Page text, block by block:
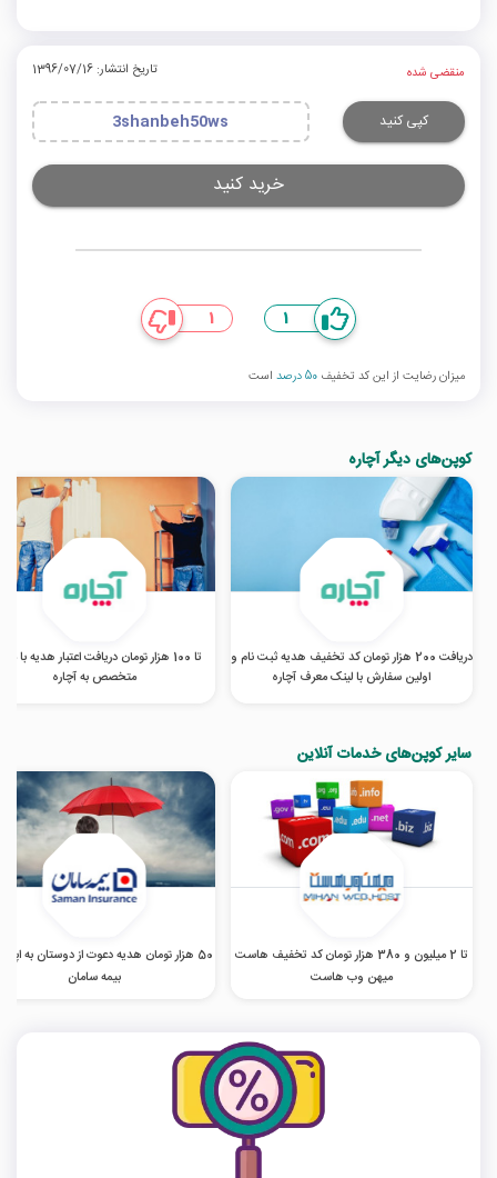
منقضی شده تاریخ انتشار: 1396/07/16
کپی کنید 3shanbeh50ws
خرید کنید
1
1
میزان رضایت از این کد تخفیف 50 درصد است
کوپن‌های دیگر آچاره
دریافت 200 هزار تومان کد تخفیف هدیه ثبت نام و
اولین سفارش با لینک معرف آچاره
تا 100 هزار تومان دریافت اعتبار هدیه با
متخصص به آچاره
سایر کوپن‌های خدمات آنلاین
تا 2 میلیون و 380 هزار تومان کد تخفیف هاست
میهن وب هاست
50 هزار تومان هدیه دعوت از دوستان به
بیمه سامان